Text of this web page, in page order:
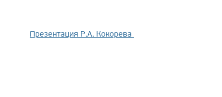
Презентация Р.А. Кокорева